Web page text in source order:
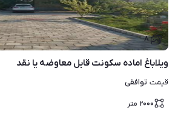
۸
ویلاباغ اماده سکونت قابل معاوضه یا نقد
قیمت توافقی
۲۰۰۰ متر